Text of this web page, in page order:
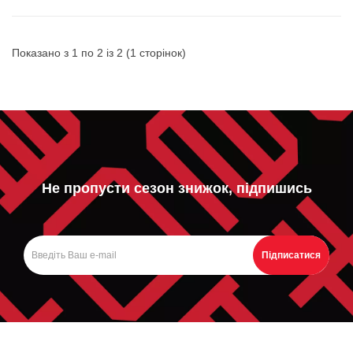
Показано з 1 по 2 із 2 (1 сторінок)
Не пропусти сезон знижок, підпишись
Підписатися